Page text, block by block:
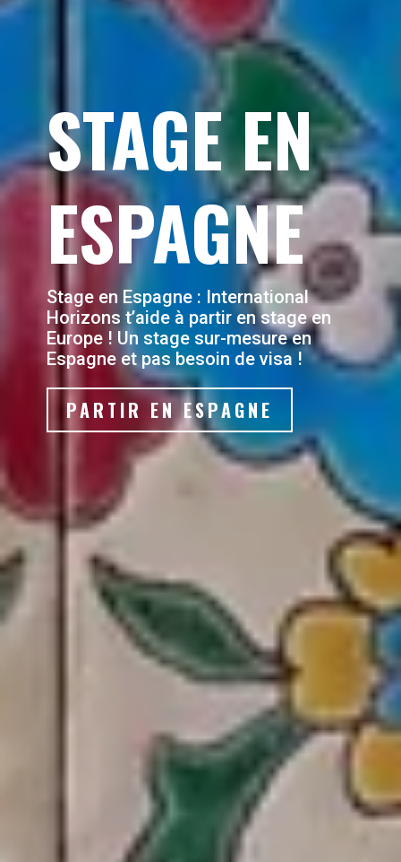
STAGE EN
ESPAGNE
Stage en Espagne: International
Horizons t’aide à partir en stage en
Europe ! Un stage sur-mesure en
Espagne et pas besoin de visa !
PARTIR EN ESPAGNE